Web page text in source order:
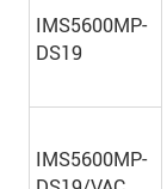
IMS5600MP-
DS19
IMS5600MP-